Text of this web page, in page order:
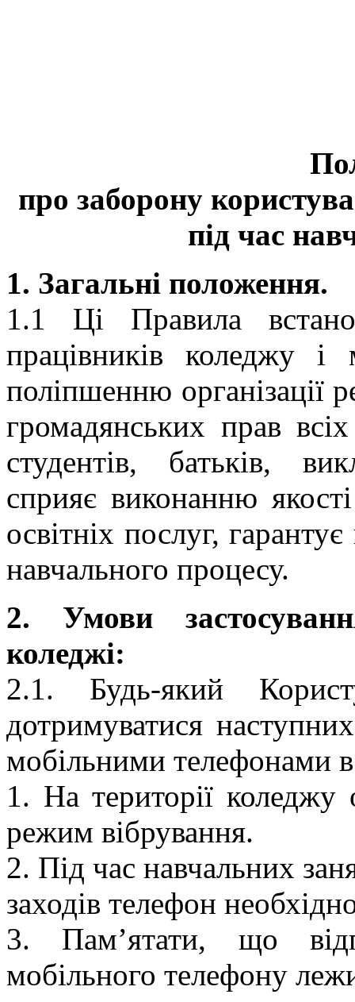
про заборону
під час
1. Загальні положення.
1.1 Ці Правила
працівників коледжу
поліпшенню організації
громадянських прав
студентів, батьків,
сприяє виконанню
освітніх послуг,
навчального процесу.
2. Умови
коледжі:
2.1. Будь-який
дотримуватися
мобільними телефонами
1. На території коледжу
режим вібрування.
2. Під час навчальних
заходів телефон
3. Пам’ятати, що
мобільного телефону